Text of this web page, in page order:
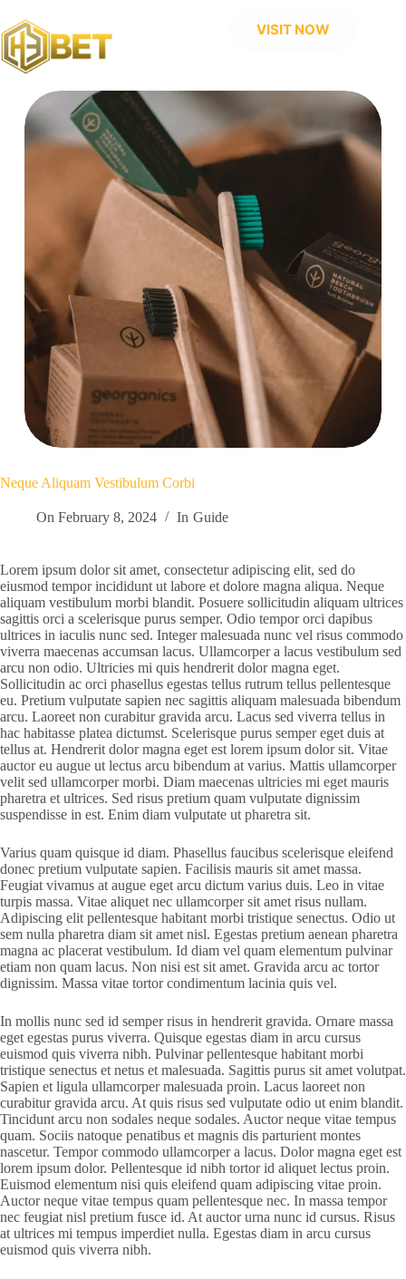
content
VISIT NOW
Neque Aliquam Vestibulum Corbi
On February 8, 2024 In Guide
Lorem ipsum dolor sit amet, consectetur adipiscing elit, sed do
eiusmod tempor incididunt ut labore et dolore magna aliqua. Neque
aliquam vestibulum morbi blandit. Posuere sollicitudin aliquam ultrices
sagittis orci a scelerisque purus semper. Odio tempor orci dapibus
ultrices in iaculis nunc sed. Integer malesuada nunc vel risus commodo
viverra maecenas accumsan lacus. Ullamcorper a lacus vestibulum sed
arcu non odio. Ultricies mi quis hendrerit dolor magna eget.
Sollicitudin ac orci phasellus egestas tellus rutrum tellus pellentesque
eu. Pretium vulputate sapien nec sagittis aliquam malesuada bibendum
arcu. Laoreet non curabitur gravida arcu. Lacus sed viverra tellus in
hac habitasse platea dictumst. Scelerisque purus semper eget duis at
tellus at. Hendrerit dolor magna eget est lorem ipsum dolor sit. Vitae
auctor eu augue ut lectus arcu bibendum at varius. Mattis ullamcorper
velit sed ullamcorper morbi. Diam maecenas ultricies mi eget mauris
pharetra et ultrices. Sed risus pretium quam vulputate dignissim
suspendisse in est. Enim diam vulputate ut pharetra sit.
Varius quam quisque id diam. Phasellus faucibus scelerisque eleifend
donec pretium vulputate sapien. Facilisis mauris sit amet massa.
Feugiat vivamus at augue eget arcu dictum varius duis. Leo in vitae
turpis massa. Vitae aliquet nec ullamcorper sit amet risus nullam.
Adipiscing elit pellentesque habitant morbi tristique senectus. Odio ut
sem nulla pharetra diam sit amet nisl. Egestas pretium aenean pharetra
magna ac placerat vestibulum. Id diam vel quam elementum pulvinar
etiam non quam lacus. Non nisi est sit amet. Gravida arcu ac tortor
dignissim. Massa vitae tortor condimentum lacinia quis vel.
In mollis nunc sed id semper risus in hendrerit gravida. Ornare massa
eget egestas purus viverra. Quisque egestas diam in arcu cursus
euismod quis viverra nibh. Pulvinar pellentesque habitant morbi
tristique senectus et netus et malesuada. Sagittis purus sit amet volutpat.
Sapien et ligula ullamcorper malesuada proin. Lacus laoreet non
curabitur gravida arcu. At quis risus sed vulputate odio ut enim blandit.
Tincidunt arcu non sodales neque sodales. Auctor neque vitae tempus
quam. Sociis natoque penatibus et magnis dis parturient montes
nascetur. Tempor commodo ullamcorper a lacus. Dolor magna eget est
lorem ipsum dolor. Pellentesque id nibh tortor id aliquet lectus proin.
Euismod elementum nisi quis eleifend quam adipiscing vitae proin.
Auctor neque vitae tempus quam pellentesque nec. In massa tempor
nec feugiat nisl pretium fusce id. At auctor urna nunc id cursus. Risus
at ultrices mi tempus imperdiet nulla. Egestas diam in arcu cursus
euismod quis viverra nibh.